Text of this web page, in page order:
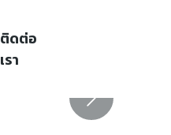
ติดต่อ
เรา
Next